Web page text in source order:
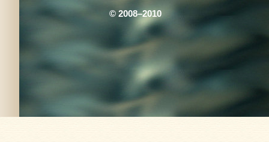
© 2008–2010